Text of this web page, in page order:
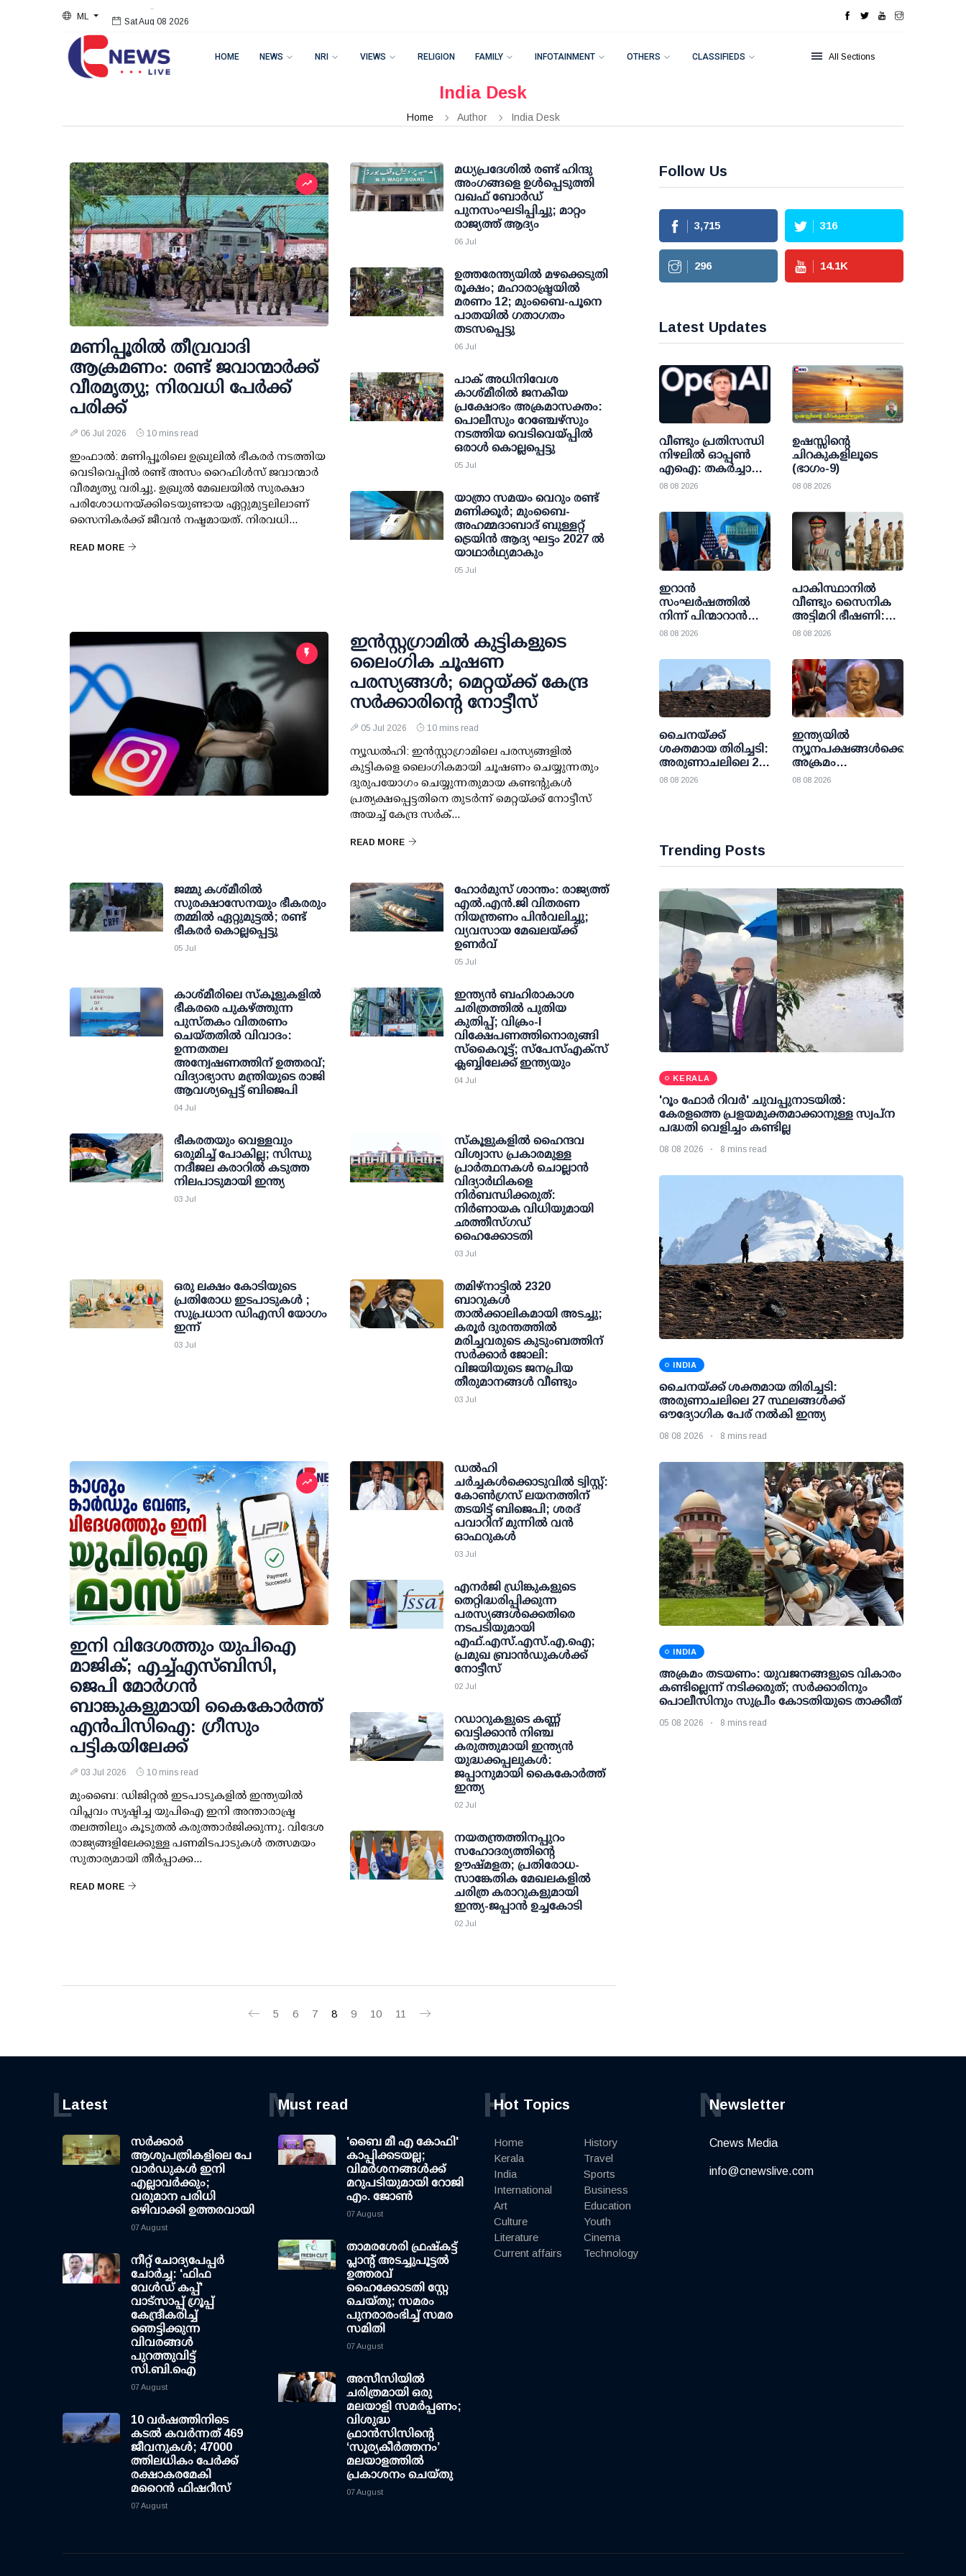
ML Sat Aug 08 2026
HOME NEWS NRI VIEWS RELIGION FAMILY INFOTAINMENT OTHERS CLASSIFIEDS All Sections
India Desk
Home Author India Desk
മണിപ്പൂരിൽ തീവ്രവാദി
ആക്രമണം: രണ്ട് ജവാന്മാർക്ക്
വീരമൃത്യു; നിരവധി പേർക്ക്
പരിക്ക്
06 Jul 2026 10 mins read
ഇംഫാൽ: മണിപ്പൂരിലെ ഉഖ്രുലിൽ ഭീകരർ നടത്തിയ
വെടിവെപ്പിൽ രണ്ട് അസം റൈഫിൾസ് ജവാന്മാർ
വീരമൃത്യു വരിച്ചു. ഉഖ്രുൽ മേഖലയിൽ സുരക്ഷാ
പരിശോധനയ്ക്കിടെയുണ്ടായ ഏറ്റുമുട്ടലിലാണ്
സൈനികർക്ക് ജീവൻ നഷ്ടമായത്. നിരവധി...
READ MORE
മധ്യപ്രദേശില്‍ രണ്ട് ഹിന്ദു
അംഗങ്ങളെ ഉള്‍പ്പെടുത്തി
വഖഫ് ബോര്‍ഡ്
പുനസംഘടിപ്പിച്ചു; മാറ്റം
രാജ്യത്ത് ആദ്യം
06 Jul
ഉത്തരേന്ത്യയിൽ മഴക്കെടുതി
രൂക്ഷം; മഹാരാഷ്ട്രയിൽ
മരണം 12; മുംബൈ-പൂനെ
പാതയിൽ ഗതാഗതം
തടസപ്പെട്ടു
06 Jul
പാക് അധിനിവേശ
കാശ്മീരില്‍ ജനകീയ
പ്രക്ഷോഭം അക്രമാസക്തം:
പൊലീസും റേഞ്ചേഴ്‌സും
നടത്തിയ വെടിവെയ്പ്പില്‍
ഒരാള്‍ കൊല്ലപ്പെട്ടു
05 Jul
യാത്രാ സമയം വെറും രണ്ട്
മണിക്കൂര്‍; മുംബൈ-
അഹമ്മദാബാദ് ബുള്ളറ്റ്
ട്രെയിന്‍ ആദ്യ ഘട്ടം 2027 ല്‍
യാഥാര്‍ഥ്യമാകും
05 Jul
ഇന്‍സ്റ്റഗ്രാമില്‍ കുട്ടികളുടെ
ലൈംഗിക ചൂഷണ
പരസ്യങ്ങള്‍; മെറ്റയ്ക്ക് കേന്ദ്ര
സര്‍ക്കാരിന്റെ നോട്ടീസ്
05 Jul 2026 10 mins read
ന്യൂഡല്‍ഹി: ഇന്‍സ്റ്റാഗ്രാമിലെ പരസ്യങ്ങളില്‍
കുട്ടികളെ ലൈംഗികമായി ചൂഷണം ചെയ്യുന്നതും
ദുരുപയോഗം ചെയ്യുന്നതുമായ കണ്ടന്റുകള്‍
പ്രത്യക്ഷപ്പെട്ടതിനെ തുടര്‍ന്ന് മെറ്റയ്ക്ക് നോട്ടീസ്
അയച്ച് കേന്ദ്ര സര്‍ക്...
READ MORE
ജമ്മു കശ്മീരിൽ
സുരക്ഷാസേനയും ഭീകരരും
തമ്മില്‍ ഏറ്റുമുട്ടല്‍; രണ്ട്
ഭീകരർ കൊല്ലപ്പെട്ടു
05 Jul
ഹോര്‍മുസ് ശാന്തം: രാജ്യത്ത്
എല്‍.എന്‍.ജി വിതരണ
നിയന്ത്രണം പിന്‍വലിച്ചു;
വ്യവസായ മേഖലയ്ക്ക്
ഉണര്‍വ്
05 Jul
കാശ്മീരിലെ സ്‌കൂളുകളില്‍
ഭീകരരെ പുകഴ്ത്തുന്ന
പുസ്തകം വിതരണം
ചെയ്തതില്‍ വിവാദം:
ഉന്നതതല
അന്വേഷണത്തിന് ഉത്തരവ്;
വിദ്യാഭ്യാസ മന്ത്രിയുടെ രാജി
ആവശ്യപ്പെട്ട് ബിജെപി
04 Jul
ഇന്ത്യൻ ബഹിരാകാശ
ചരിത്രത്തിൽ പുതിയ
കുതിപ്പ്; വിക്രം-I
വിക്ഷേപണത്തിനൊരുങ്ങി
സ്‌കൈറൂട്ട്; സ്പേസ്എക്സ്
ക്ലബ്ബിലേക്ക് ഇന്ത്യയും
04 Jul
ഭീകരതയും വെള്ളവും
ഒരുമിച്ച് പോകില്ല; സിന്ധു
നദീജല കരാറില്‍ കടുത്ത
നിലപാടുമായി ഇന്ത്യ
03 Jul
സ്‌കൂളുകളില്‍ ഹൈന്ദവ
വിശ്വാസ പ്രകാരമുള്ള
പ്രാര്‍ത്ഥനകള്‍ ചൊല്ലാന്‍
വിദ്യാര്‍ഥികളെ
നിര്‍ബന്ധിക്കരുത്:
നിര്‍ണായക വിധിയുമായി
ഛത്തീസ്ഗഡ്
ഹൈക്കോടതി
03 Jul
ഒരു ലക്ഷം കോടിയുടെ
പ്രതിരോധ ഇടപാടുകള്‍ ;
സുപ്രധാന ഡിഎസി യോഗം
ഇന്ന്
03 Jul
തമിഴ്‌നാട്ടില്‍ 2320
ബാറുകള്‍
താല്‍ക്കാലികമായി അടച്ചു;
കരൂര്‍ ദുരന്തത്തില്‍
മരിച്ചവരുടെ കുടുംബത്തിന്
സര്‍ക്കാര്‍ ജോലി:
വിജയിയുടെ ജനപ്രിയ
തീരുമാനങ്ങള്‍ വീണ്ടും
03 Jul
ഇനി വിദേശത്തും യുപിഐ
മാജിക്; എച്ച്എസ്ബിസി,
ജെപി മോര്‍ഗന്‍
ബാങ്കുകളുമായി കൈകോര്‍ത്ത്
എന്‍പിസിഐ: ഗ്രീസും
പട്ടികയിലേക്ക്
03 Jul 2026 10 mins read
മുംബൈ: ഡിജിറ്റല്‍ ഇടപാടുകളില്‍ ഇന്ത്യയില്‍
വിപ്ലവം സൃഷ്ടിച്ച യുപിഐ ഇനി അന്താരാഷ്ട്ര
തലത്തിലും കൂടുതല്‍ കരുത്താര്‍ജിക്കുന്നു. വിദേശ
രാജ്യങ്ങളിലേക്കുള്ള പണമിടപാടുകള്‍ തത്സമയം
സുതാര്യമായി തീര്‍പ്പാക്ക...
READ MORE
ഡല്‍ഹി
ചര്‍ച്ചകള്‍ക്കൊടുവില്‍ ട്വിസ്റ്റ്:
കോണ്‍ഗ്രസ് ലയനത്തിന്
തടയിട്ട് ബിജെപി; ശരദ്
പവാറിന് മുന്നില്‍ വന്‍
ഓഫറുകള്‍
03 Jul
എനര്‍ജി ഡ്രിങ്കുകളുടെ
തെറ്റിദ്ധരിപ്പിക്കുന്ന
പരസ്യങ്ങള്‍ക്കെതിരെ
നടപടിയുമായി
എഫ്.എസ്.എസ്.എ.ഐ;
പ്രമുഖ ബ്രാന്‍ഡുകള്‍ക്ക്
നോട്ടീസ്
02 Jul
റഡാറുകളുടെ കണ്ണ്
വെട്ടിക്കാന്‍ നിഞ്ച
കരുത്തുമായി ഇന്ത്യന്‍
യുദ്ധക്കപ്പലുകള്‍:
ജപ്പാനുമായി കൈകോര്‍ത്ത്
ഇന്ത്യ
02 Jul
നയതന്ത്രത്തിനപ്പുറം
സഹോദര്യത്തിന്റെ
ഊഷ്മളത; പ്രതിരോധ-
സാങ്കേതിക മേഖലകളില്‍
ചരിത്ര കരാറുകളുമായി
ഇന്ത്യ-ജപ്പാന്‍ ഉച്ചകോടി
02 Jul
5 6 7 8 9 10 11
Follow Us
3,715 316
296 14.1K
Latest Updates
വീണ്ടും പ്രതിസന്ധി
നിഴലില്‍ ഓപ്പണ്‍
എഐ: തകര്‍ച്ചാ
മുന്നറിയിപ്പുകളെ
ശുഭാപ്തി
വിശ്വാസവുമായി
സാം ഓള്‍ട്ട്മാന്‍
08 08 2026
ഉഷസ്സിന്റെ
ചിറകുകളിലൂടെ
(ഭാഗം-9)
08 08 2026
ഇറാന്‍
സംഘര്‍ഷത്തില്‍
നിന്ന് പിന്മാറാന്‍
യു.എസ് നീക്കം;
തേടി ട്രംപ്
ഭരണകൂടം
08 08 2026
പാകിസ്ഥാനില്‍
വീണ്ടും സൈനിക
അട്ടിമറി ഭീഷണി:
അസിം മുനീറിന്റെ
ഉറ്റുനോക്കി
ലോകരാഷ്ട്രങ്ങള്‍
08 08 2026
ചൈനയ്ക്ക്
ശക്തമായ തിരിച്ചടി:
അരുണാചലിലെ 27
സ്ഥലങ്ങള്‍ക്ക്
08 08 2026
ഇന്ത്യയില്‍
ന്യൂനപക്ഷങ്ങള്‍ക്കെതിരെ
അക്രമം
അഴിച്ചുവിടുന്ന
08 08 2026
Trending Posts
KERALA
'റൂം ഫോര്‍ റിവര്‍' ചുവപ്പുനാടയില്‍:
കേരളത്തെ പ്രളയമുക്തമാക്കാനുള്ള സ്വപ്ന
പദ്ധതി വെളിച്ചം കണ്ടില്ല
08 08 2026 8 mins read
INDIA
ചൈനയ്ക്ക് ശക്തമായ തിരിച്ചടി:
അരുണാചലിലെ 27 സ്ഥലങ്ങള്‍ക്ക്
ഔദ്യോഗിക പേര് നല്‍കി ഇന്ത്യ
08 08 2026 8 mins read
INDIA
അക്രമം തടയണം: യുവജനങ്ങളുടെ വികാരം
കണ്ടില്ലെന്ന് നടിക്കരുത്; സര്‍ക്കാരിനും
പൊലീസിനും സുപ്രീം കോടതിയുടെ താക്കീത്
05 08 2026 8 mins read
Latest
L
സര്‍ക്കാര്‍
ആശുപത്രികളിലെ പേ
വാര്‍ഡുകള്‍ ഇനി
എല്ലാവര്‍ക്കും;
വരുമാന പരിധി
ഒഴിവാക്കി ഉത്തരവായി
07 August
നീറ്റ് ചോദ്യപേപ്പര്‍
ചോര്‍ച്ച: 'ഫിഫ
വേള്‍ഡ് കപ്പ്'
വാട്സാപ്പ് ഗ്രൂപ്പ്
കേന്ദ്രീകരിച്ച്
ഞെട്ടിക്കുന്ന
വിവരങ്ങള്‍
പുറത്തുവിട്ട്
സി.ബി.ഐ
07 August
10 വര്‍ഷത്തിനിടെ
കടല്‍ കവര്‍ന്നത് 469
ജീവനുകള്‍; 47000
ത്തിലധികം പേര്‍ക്ക്
രക്ഷാകരമേകി
മറൈന്‍ ഫിഷറീസ്
07 August
Must read
M
'ബൈ മീ എ കോഫി'
കാപ്പിക്കടയല്ല;
വിമര്‍ശനങ്ങള്‍ക്ക്
മറുപടിയുമായി റോജി
എം. ജോണ്‍
07 August
താമരശേരി ഫ്രഷ്കട്ട്
പ്ലാന്റ് അടച്ചുപൂട്ടൽ
ഉത്തരവ്
ഹൈക്കോടതി സ്റ്റേ
ചെയ്തു; സമരം
പുനരാരംഭിച്ച് സമര
സമിതി
07 August
അസീസിയിൽ
ചരിത്രമായി ഒരു
മലയാളി സമർപ്പണം;
വിശുദ്ധ
ഫ്രാൻസിസിന്റെ
‘സൂര്യകീർത്തനം’
മലയാളത്തിൽ
പ്രകാശനം ചെയ്തു
07 August
Hot Topics
H
Home
Kerala
India
International
Art
Culture
Literature
Current affairs
History
Travel
Sports
Business
Education
Youth
Cinema
Technology
Newsletter
N
Cnews Media
info@cnewslive.com